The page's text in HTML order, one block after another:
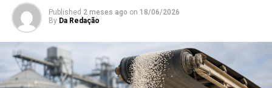
Published 2 meses ago on 18/06/2026
By Da Redação